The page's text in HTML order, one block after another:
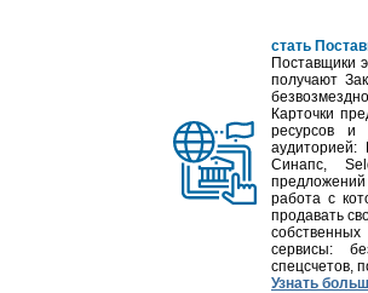
стать
Поставщики
получают
Карточки
ресурсов и
аудиторией:
Синапс,
работа с
продавать
сервисы:
спецсчетов,
Узнать